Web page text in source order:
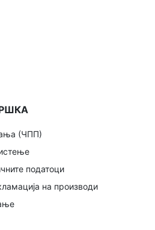
(ЧПП)
податоци
на производи